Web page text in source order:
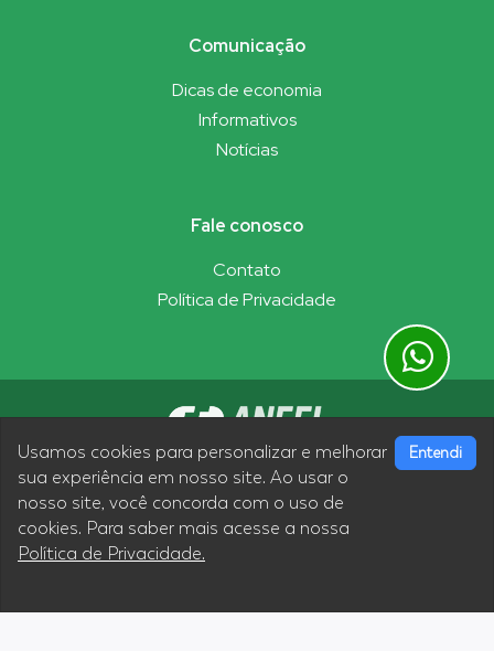
Comunicação
Dicas de economia
Informativos
Notícias
Fale conosco
Contato
Política de Privacidade
Usamos cookies para personalizar e melhorar
sua experiência em nosso site. Ao usar o
nosso site, você concorda com o uso de
cookies. Para saber mais acesse a nossa
Política de Privacidade.
Entendi
Siga nossas redes sociais
Desenvolvimento Micronec Agência Digital